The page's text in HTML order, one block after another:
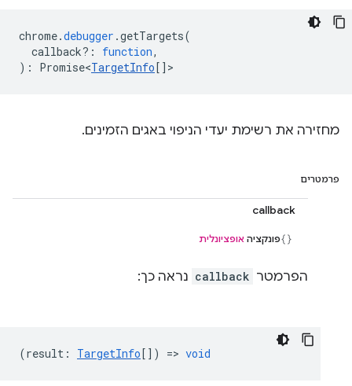
chrome.debugger .getTargets(
callback? : function,
) : Promise<TargetInfo[] >
מחזירה את רשימת יעדי הניפוי באגים הזמינים.
פרמטרים
callback
פונקציה אופציונלית
הפרמטר callback נראה כך:
(result : TargetInfo[]) => void